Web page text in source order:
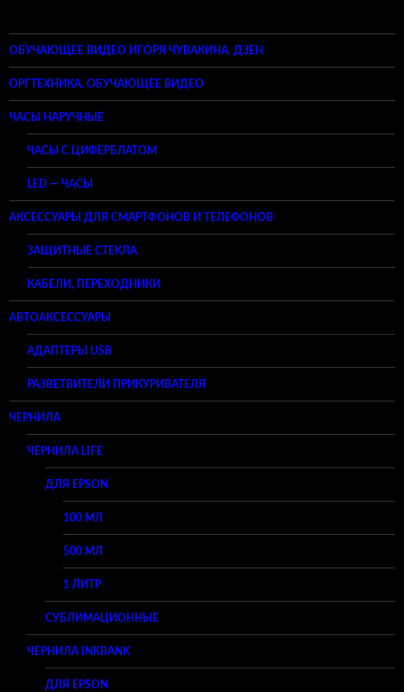
ОБУЧАЮЩЕЕ ВИДЕО ИГОРЯ ЧУВАКИНА. ДЗЕН
ОРГТЕХНИКА. ОБУЧАЮЩЕЕ ВИДЕО
ЧАСЫ НАРУЧНЫЕ
ЧАСЫ С ЦИФЕРБЛАТОМ
LED — ЧАСЫ
АКСЕССУАРЫ ДЛЯ СМАРТФОНОВ И ТЕЛЕФОНОВ
ЗАЩИТНЫЕ СТЕКЛА
КАБЕЛИ, ПЕРЕХОДНИКИ
АВТОАКСЕССУАРЫ
АДАПТЕРЫ USB
РАЗВЕТВИТЕЛИ ПРИКУРИВАТЕЛЯ
ЧЕРНИЛА
ЧЕРНИЛА LIFE
ДЛЯ EPSON
100 МЛ
500 МЛ
1 ЛИТР
СУБЛИМАЦИОННЫЕ
ЧЕРНИЛА INKBANK
ДЛЯ EPSON